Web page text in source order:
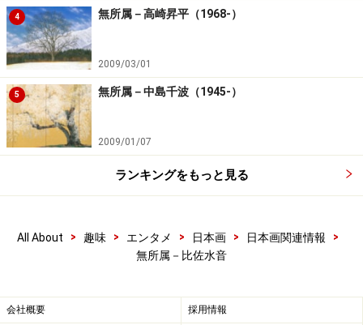
4 無所属－高崎昇平（1968-）
2009/03/01
5 無所属－中島千波（1945-）
2009/01/07
ランキングをもっと見る
All About > 趣味 > エンタメ > 日本画 > 日本画関連情報
>
無所属－比佐水音
会社概要 採用情報